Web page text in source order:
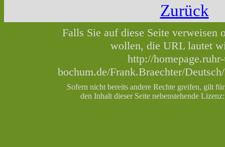
Zurück
Falls Sie auf diese Seite verweisen
wollen, die URL lautet
http://
bochum.de/Frank.Braechter/
Sofern nicht bereits andere Rechte greifen, gilt für
den Inhalt dieser Seite nebenstehende Lizenz: